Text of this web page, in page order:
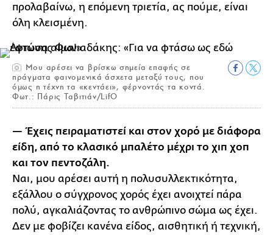
προλαβαίνω, η επόμενη τριετία, ας πούμε, είναι
όλη κλεισμένη.
Μου αρέσει να βρίσκω σημεία επαφής σε
πράγματα φαινομενικά άσχετα μεταξύ τους, που
όμως η τέχνη τα «κεντάει», φέρνοντάς τα κοντά.
Φωτ.: Πάρις Ταβιτιάν/LifO
— Έχεις πειραματιστεί και στον χορό με διάφορα
είδη, από το κλασικό μπαλέτο μέχρι το χιπ χοπ
και τον πεντοζάλη.
Ναι, μου αρέσει αυτή η πολυσυλλεκτικότητα,
εξάλλου ο σύγχρονος χορός έχει ανοιχτεί πάρα
πολύ, αγκαλιάζοντας το ανθρώπινο σώμα ως έχει.
Δεν με φοβίζει κανένα είδος, αισθητική ή τεχνική,